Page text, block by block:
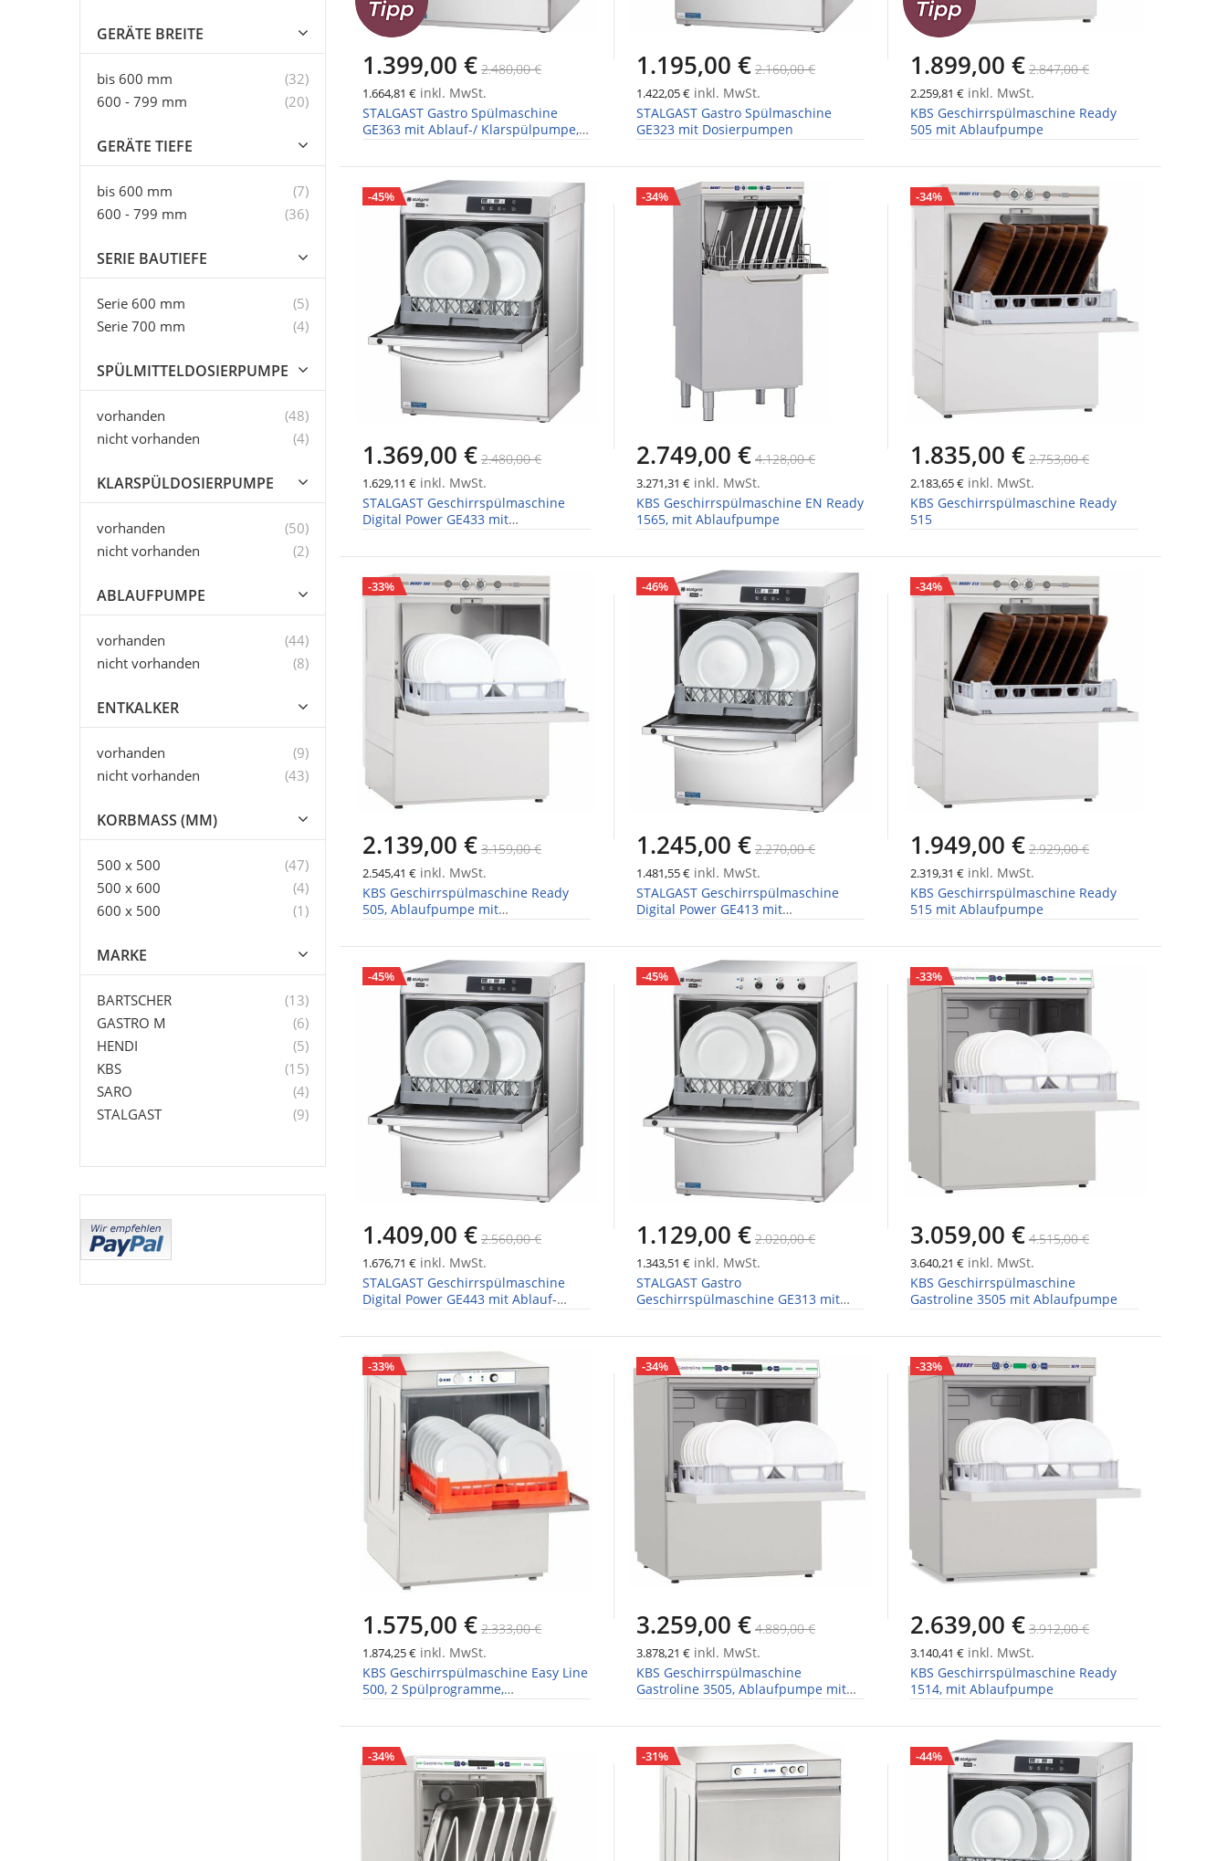
1.399,00 € 2.480,00 €
1.664,81 € inkl. MwSt.
STALGAST Gastro Spülmaschine
GE363 mit Ablauf-/ Klarspülpumpe,
1.195,00 € 2.160,00 €
1.422,05 €inkl. MwSt.
STALGAST Gastro Spülmaschine
GE323 mit Dosierpumpen
1.899,00 € 2.847,00 €
2.259,81 €inkl. MwSt.
KBS Geschirrspülmaschine Ready
505 mit Ablaufpumpe
-45%
1.369,00 € 2.480,00 €
1.629,11 € inkl. MwSt.
STALGAST Geschirrspülmaschine
Digital Power GE433 mit
Dosierpumpen & Klarspümpumpe
-34%
2.749,00 € 4.128,00 €
3.271,31 €inkl. MwSt.
KBS Geschirrspülmaschine EN Ready
1565, mit Ablaufpumpe
-34%
1.835,00 € 2.753,00 €
2.183,65 €inkl. MwSt.
KBS Geschirrspülmaschine Ready
515
-33%
2.139,00 € 3.159,00 €
2.545,41 € inkl. MwSt.
KBS Geschirrspülmaschine Ready
505, Ablaufpumpe mit
Wasserenthärter
-46%
1.245,00 € 2.270,00 €
1.481,55 €inkl. MwSt.
STALGAST Geschirrspülmaschine
Digital Power GE413 mit
Dosierpumpen
-34%
1.949,00 € 2.929,00 €
2.319,31 €inkl. MwSt.
KBS Geschirrspülmaschine Ready
515 mit Ablaufpumpe
-45%
1.409,00 € 2.560,00 €
1.676,71 € inkl. MwSt.
STALGAST Geschirrspülmaschine
Digital Power GE443 mit Ablauf-
/Klarspül- und Dosierpumpen
-45%
1.129,00 € 2.020,00 €
1.343,51 €inkl. MwSt.
STALGAST Gastro
Geschirrspülmaschine GE313 mit
Dosierpumpe
-33%
3.059,00 € 4.515,00 €
3.640,21 €inkl. MwSt.
KBS Geschirrspülmaschine
Gastroline 3505 mit Ablaufpumpe
-33%
1.575,00 € 2.333,00 €
1.874,25 € inkl. MwSt.
KBS Geschirrspülmaschine Easy Line
500, 2 Spülprogramme,
Ablaufpumpe
-34%
3.259,00 € 4.889,00 €
3.878,21 €inkl. MwSt.
KBS Geschirrspülmaschine
Gastroline 3505, Ablaufpumpe mit
Wasserenthärter
-33%
2.639,00 € 3.912,00 €
3.140,41 €inkl. MwSt.
KBS Geschirrspülmaschine Ready
1514, mit Ablaufpumpe
-34% -31% -44%
GERÄTE BREITE
bis 600 mm 32Artikel
600 - 799 mm
20Artikel
GERÄTE TIEFE
bis 600 mm 7Artikel
600 - 799 mm
36Artikel
SERIE BAUTIEFE
Serie 600 mm 5Artikel
Serie 700 mm
4Artikel
SPÜLMITTELDOSIERPUMPE
vorhanden 48Artikel
nicht vorhanden
4Artikel
KLARSPÜLDOSIERPUMPE
vorhanden 50Artikel
nicht vorhanden
2Artikel
ABLAUFPUMPE
vorhanden 44Artikel
nicht vorhanden
8Artikel
ENTKALKER
vorhanden 9Artikel
nicht vorhanden
43Artikel
KORBMASS (MM)
500 x 500 47Artikel
500 x 600
4Artikel
600 x 500
1 Artikel
MARKE
BARTSCHER 13Artikel
GASTRO M
6Artikel
HENDI
5Artikel
KBS
15Artikel
SARO
4Artikel
STALGAST
9Artikel